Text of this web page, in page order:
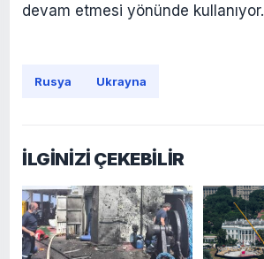
devam etmesi yönünde kullanıyor.
Rusya Ukrayna
İLGİNİZİ ÇEKEBİLİR